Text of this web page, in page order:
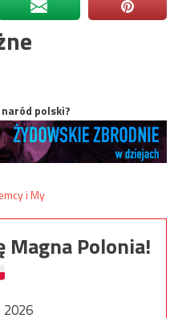
polski?
Magna Polonia!
2026